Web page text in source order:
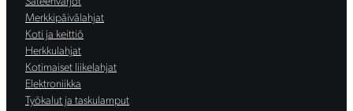
Merkkipäivälahjat
Koti ja keittiö
Herkkulahjat
Kotimaiset liikelahjat
Elektroniikka
Työkalut ja taskulamput